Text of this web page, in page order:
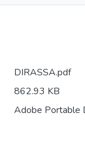
DIRASSA.pdf
862.93 KB
Adobe Portable